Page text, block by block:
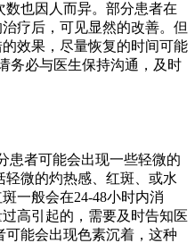
也因人而异。部分患者在
疗后，可见显然的改善。但
效果，尽量恢复的时间可能
务必与医生保持沟通，及时
患者可能会出现一些轻微的
微的灼热感、红斑、或水
一般会在24-48小时内消
高引起的，需要及时告知医
能会出现色素沉着，这种